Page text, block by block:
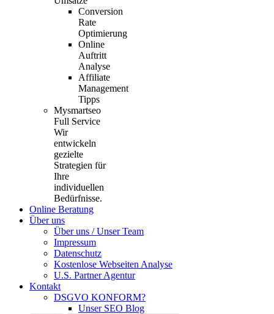
Conversion
Rate
Optimierung
Online
Auftritt
Analyse
Affiliate
Management
Tipps
Mysmartseo
Full Service
Wir
entwickeln
gezielte
Strategien für
Ihre
individuellen
Bedürfnisse.
Online Beratung
Über uns
Über uns / Unser Team
Impressum
Datenschutz
Kostenlose Webseiten Analyse
U.S. Partner Agentur
Kontakt
DSGVO KONFORM?
Unser SEO Blog